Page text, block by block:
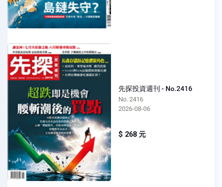
先探投資週刊 - No.2416
No. 2416
2026-08-06
$ 268 元